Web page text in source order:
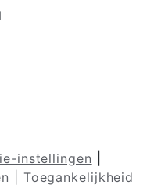
instellingen
Toegankelijkheid